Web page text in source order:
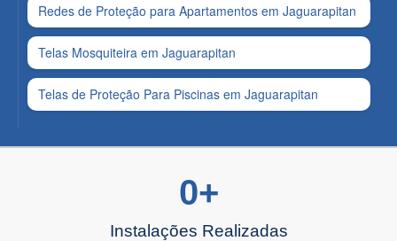
Redes de Proteção para Apartamentos em Jaguarapitan
Telas Mosquiteira em Jaguarapitan
Telas de Proteção Para Piscinas em Jaguarapitan
Instalações Realizadas
0+